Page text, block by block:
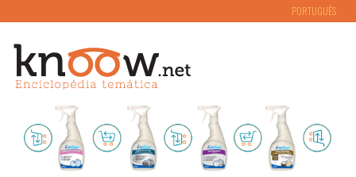
PORTUGUÊS